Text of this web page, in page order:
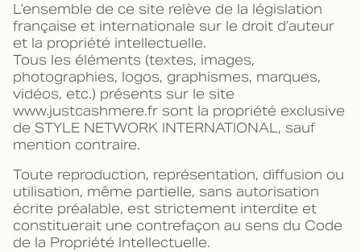
L’ensemble de ce site relève de la législation
française et internationale sur le droit d’auteur
et la propriété intellectuelle.
Tous les éléments (textes, images,
photographies, logos, graphismes, marques,
vidéos, etc.) présents sur le site
www.justcashmere.fr sont la propriété exclusive
de STYLE NETWORK INTERNATIONAL, sauf
mention contraire.
Toute reproduction, représentation, diffusion ou
utilisation, même partielle, sans autorisation
écrite préalable, est strictement interdite et
constituerait une contrefaçon au sens du Code
de la Propriété Intellectuelle.